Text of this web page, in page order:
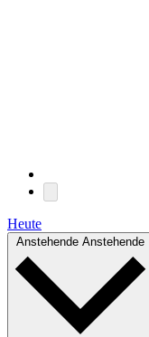
Heute
Anstehende Anstehende